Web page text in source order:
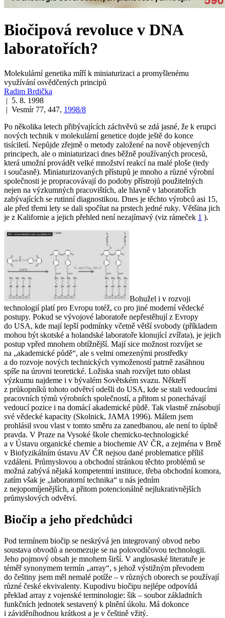
Biočipová revoluce v DNA
laboratořích?
Molekulární genetika míří k miniaturizaci a promyšlenému
využívání osvědčených principů
Radim Brdička
| 5. 8. 1998
| Vesmír 77, 447, 1998/8
Po několika letech přibývajících záchvěvů se zdá jasné, že k erupci
nových technik v molekulární genetice dojde ještě do konce
tisíciletí. Nepůjde zřejmě o metody založené na nově objevených
principech, ale o miniaturizaci dnes běžně používaných procesů,
která umožní provádět velké množství reakcí na malé ploše (tedy
i současně). Miniaturizovaných přístupů je mnoho a různé výrobní
společnosti je propracovávají do podoby přístrojů použitelných
nejen na výzkumných pracovištích, ale hlavně v laboratořích
zabývajících se rutinní diagnostikou. Dnes je těchto výrobců asi 15,
ale před třemi lety se dali spočítat na prstech jedné ruky. Většina jich
je z Kalifornie a jejich přehled není nezajímavý (viz rámeček 1 ).
Bohužel i v rozvoji
technologií platí pro Evropu totéž, co pro jiné moderní vědecké
postupy. Pokud se vývojové laboratoře nepřestěhují z Evropy
do USA, kde mají lepší podmínky včetně větší svobody (příkladem
mohou být skotské a holandské laboratoře klonující zvířata), je jejich
postup vpřed mnohem obtížnější. Mají sice možnost rozvíjet se
na „akademické půdě“, ale s velmi omezenými prostředky
a do rozvoje nových technických vymožeností patrně zasáhnou
spíše na úrovni teoretické. Ložiska snah rozvíjet tuto oblast
výzkumu najdeme i v bývalém Sovětském svazu. Někteří
z průkopníků tohoto odvětví odešli do USA, kde se stali vedoucími
pracovních týmů výrobních společností, a přitom si ponechávají
vedoucí pozice i na domácí akademické půdě. Tak vlastně znásobují
své vědecké kapacity (Skolnick, JAMA 1996). Málem jsem
prohlásil svou vlast v tomto směru za zanedbanou, ale není to úplně
pravda. V Praze na Vysoké škole chemicko-technologické
a v Ústavu organické chemie a biochemie AV ČR, a zejména v Brně
v Biofyzikálním ústavu AV ČR nejsou dané problematice příliš
vzdáleni. Průmyslovou a obchodní stránkou těchto problémů se
možná zabývá nějaká kompetentní instituce, třeba obchodní komora,
zatím však je „laboratorní technika“ u nás jedním
z nejopomíjenějších, a přitom potencionálně nejlukrativnějších
průmyslových odvětví.
Biočip a jeho předchůdci
Pod termínem biočip se neskrývá jen integrovaný obvod nebo
soustava obvodů a neomezuje se na polovodičovou technologii.
Jeho pojmový obsah je mnohem širší. V anglosaské literatuře je
téměř synonymem termín „array“, s jehož výstižným převodem
do češtiny jsem měl nemalé potíže – v různých oborech se používají
různé české ekvivalenty. Kupodivu biočipu nejlépe odpovídá
překlad array z vojenské terminologie: šik – soubor základních
funkčních jednotek sestavený k plnění úkolu. Má dokonce
i záviděníhodnou krátkost a je v češtině vžitý.